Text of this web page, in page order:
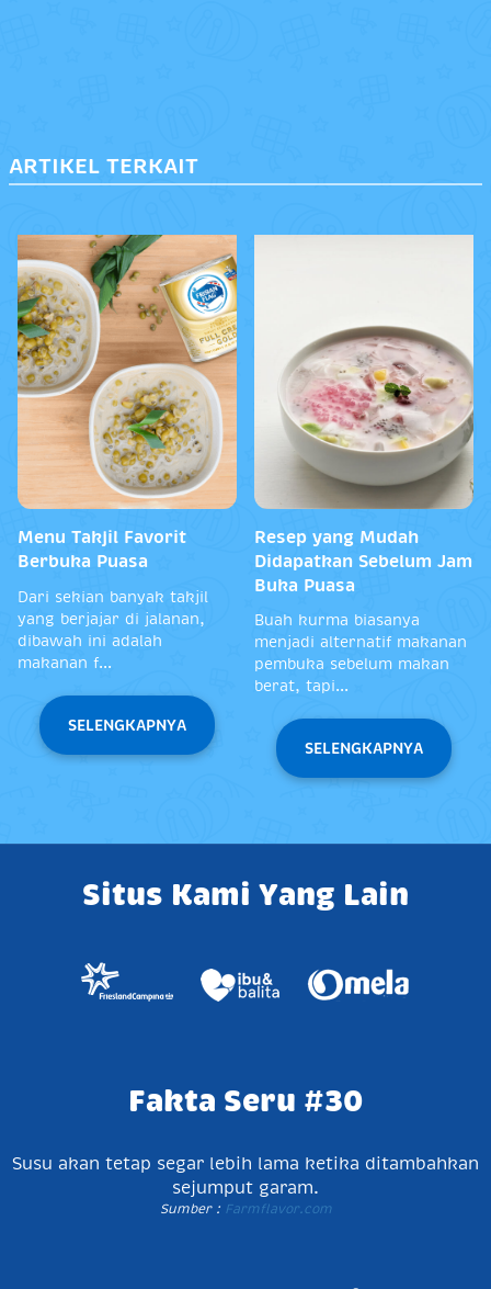
ARTIKEL TERKAIT
Menu Takjil Favorit
Berbuka Puasa
Dari sekian banyak takjil
yang berjajar di jalanan,
dibawah ini adalah
makanan f...
SELENGKAPNYA
Resep yang Mudah
Didapatkan Sebelum Jam
Buka Puasa
Buah kurma biasanya
menjadi alternatif makanan
pembuka sebelum makan
berat, tapi...
SELENGKAPNYA
Situs Kami Yang Lain
Fakta Seru #30
Susu akan tetap segar lebih lama ketika ditambahkan
sejumput garam.
Sumber :Farmflavor.com